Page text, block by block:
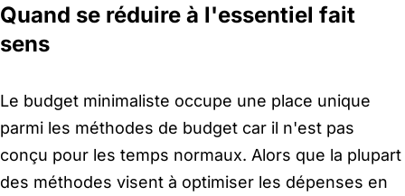
Quand se réduire à l'essentiel fait
sens
Le budget minimaliste occupe une place unique
parmi les méthodes de budget car il n'est pas
conçu pour les temps normaux. Alors que la plupart
des méthodes visent à optimiser les dépenses en